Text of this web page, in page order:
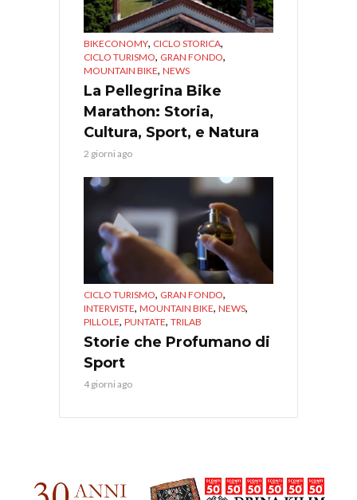
BIKECONOMY, CICLO STORICA,
CICLO TURISMO, GRAN FONDO,
MOUNTAIN BIKE, NEWS
La Pellegrina Bike
Marathon: Storia,
Cultura, Sport, e Natura
2 giorni ago
CICLO TURISMO, GRAN FONDO,
INTERVISTE, MOUNTAIN BIKE, NEWS,
PILLOLE, PUNTATE, TRILAB
Storie che Profumano di
Sport
4 giorni ago